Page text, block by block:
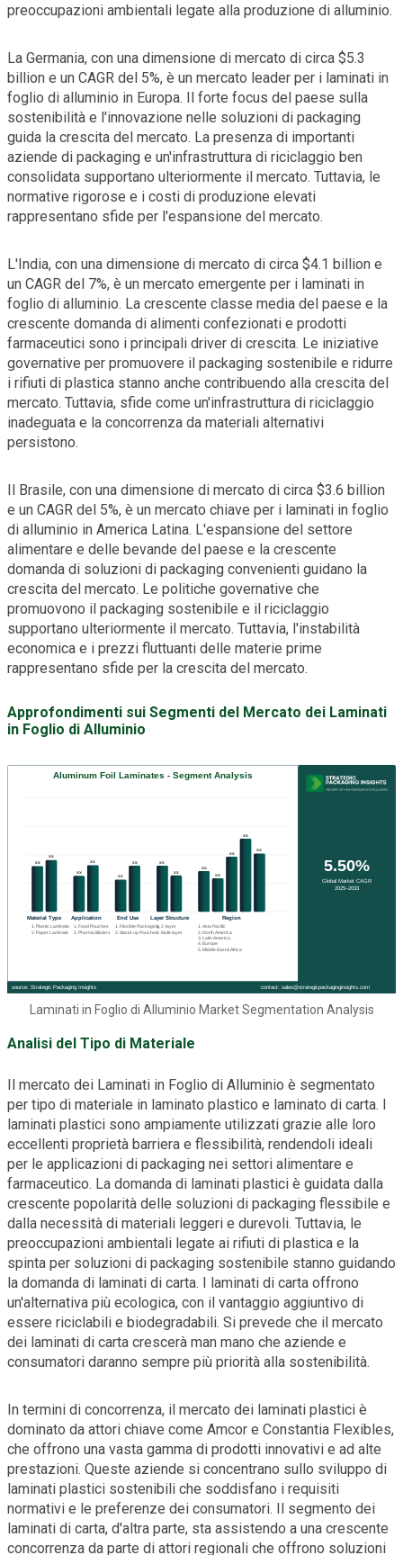
preoccupazioni ambientali legate alla produzione di alluminio.
La Germania, con una dimensione di mercato di circa $5.3
billion e un CAGR del 5%, è un mercato leader per i laminati in
foglio di alluminio in Europa. Il forte focus del paese sulla
sostenibilità e l'innovazione nelle soluzioni di packaging
guida la crescita del mercato. La presenza di importanti
aziende di packaging e un'infrastruttura di riciclaggio ben
consolidata supportano ulteriormente il mercato. Tuttavia, le
normative rigorose e i costi di produzione elevati
rappresentano sfide per l'espansione del mercato.
L'India, con una dimensione di mercato di circa $4.1 billion e
un CAGR del 7%, è un mercato emergente per i laminati in
foglio di alluminio. La crescente classe media del paese e la
crescente domanda di alimenti confezionati e prodotti
farmaceutici sono i principali driver di crescita. Le iniziative
governative per promuovere il packaging sostenibile e ridurre
i rifiuti di plastica stanno anche contribuendo alla crescita del
mercato. Tuttavia, sfide come un'infrastruttura di riciclaggio
inadeguata e la concorrenza da materiali alternativi
persistono.
Il Brasile, con una dimensione di mercato di circa $3.6 billion
e un CAGR del 5%, è un mercato chiave per i laminati in foglio
di alluminio in America Latina. L'espansione del settore
alimentare e delle bevande del paese e la crescente
domanda di soluzioni di packaging convenienti guidano la
crescita del mercato. Le politiche governative che
promuovono il packaging sostenibile e il riciclaggio
supportano ulteriormente il mercato. Tuttavia, l'instabilità
economica e i prezzi fluttuanti delle materie prime
rappresentano sfide per la crescita del mercato.
Approfondimenti sui Segmenti del Mercato dei Laminati
in Foglio di Alluminio
Laminati in Foglio di Alluminio Market Segmentation Analysis
Analisi del Tipo di Materiale
Il mercato dei Laminati in Foglio di Alluminio è segmentato
per tipo di materiale in laminato plastico e laminato di carta. I
laminati plastici sono ampiamente utilizzati grazie alle loro
eccellenti proprietà barriera e flessibilità, rendendoli ideali
per le applicazioni di packaging nei settori alimentare e
farmaceutico. La domanda di laminati plastici è guidata dalla
crescente popolarità delle soluzioni di packaging flessibile e
dalla necessità di materiali leggeri e durevoli. Tuttavia, le
preoccupazioni ambientali legate ai rifiuti di plastica e la
spinta per soluzioni di packaging sostenibile stanno guidando
la domanda di laminati di carta. I laminati di carta offrono
un'alternativa più ecologica, con il vantaggio aggiuntivo di
essere riciclabili e biodegradabili. Si prevede che il mercato
dei laminati di carta crescerà man mano che aziende e
consumatori daranno sempre più priorità alla sostenibilità.
In termini di concorrenza, il mercato dei laminati plastici è
dominato da attori chiave come Amcor e Constantia Flexibles,
che offrono una vasta gamma di prodotti innovativi e ad alte
prestazioni. Queste aziende si concentrano sullo sviluppo di
laminati plastici sostenibili che soddisfano i requisiti
normativi e le preferenze dei consumatori. Il segmento dei
laminati di carta, d'altra parte, sta assistendo a una crescente
concorrenza da parte di attori regionali che offrono soluzioni